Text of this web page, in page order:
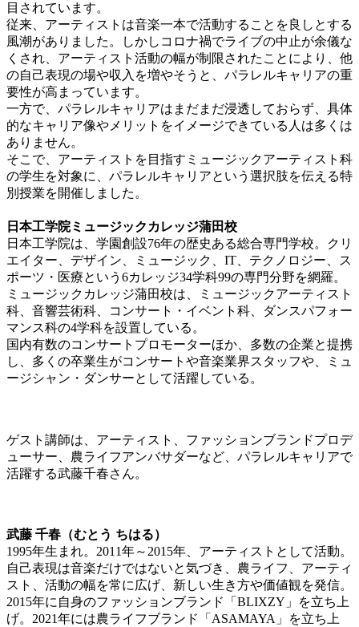
目されています。
従来、アーティストは音楽一本で活動することを良しとする
風潮がありました。しかしコロナ禍でライブの中止が余儀な
くされ、アーティスト活動の幅が制限されたことにより、他
の自己表現の場や収入を増やそうと、パラレルキャリアの重
要性が高まっています。
一方で、パラレルキャリアはまだまだ浸透しておらず、具体
的なキャリア像やメリットをイメージできている人は多くは
ありません。
そこで、アーティストを目指すミュージックアーティスト科
の学生を対象に、パラレルキャリアという選択肢を伝える特
別授業を開催しました。
日本工学院ミュージックカレッジ蒲田校
日本工学院は、学園創設76年の歴史ある総合専門学校。クリ
エイター、デザイン、ミュージック、IT、テクノロジー、ス
ポーツ・医療という6カレッジ34学科99の専門分野を網羅。
ミュージックカレッジ蒲田校は、ミュージックアーティスト
科、音響芸術科、コンサート・イベント科、ダンスパフォー
マンス科の4学科を設置している。
国内有数のコンサートプロモーターほか、多数の企業と提携
し、多くの卒業生がコンサートや音楽業界スタッフや、ミュ
ージシャン・ダンサーとして活躍している。
ゲスト講師は、アーティスト、ファッションブランドプロデ
ューサー、農ライフアンバサダーなど、パラレルキャリアで
活躍する武藤千春さん。
武藤 千春（むとう ちはる）
1995年生まれ。2011年～2015年、アーティストとして活動。
自己表現は音楽だけではないと気づき、農ライフ
、アーティ
スト、活動の幅を常に広げ、新しい生き方や価値観を発信。
2015年に自身のファッションブランド「BLIXZY」を立ち上
げ。2021年には農ライフブランド「ASAMAYA」を立ち上